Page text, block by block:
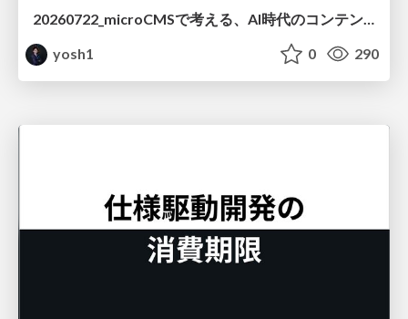
yosh1
0 290